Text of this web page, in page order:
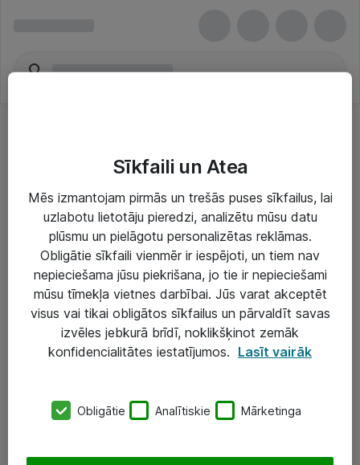
Risinājumi & Pakalpojumi
IT serviss un atbalsts
IT infrastruktūra
Darba vietu IT risinājumi
Serveri un datu centri
SIA „ATEA”
eShop@atea.lv
Sīkfaili un Atea
Mēs izmantojam pirmās un trešās puses sīkfailus, lai
uzlabotu lietotāju pieredzi, analizētu mūsu datu
plūsmu un pielāgotu personalizētas reklāmas.
Obligātie sīkfaili vienmēr ir iespējoti, un tiem nav
nepieciešama jūsu piekrišana, jo tie ir nepieciešami
mūsu tīmekļa vietnes darbībai. Jūs varat akceptēt
visus vai tikai obligātos sīkfailus un pārvaldīt savas
izvēles jebkurā brīdī, noklikšķinot zemāk
konfidencialitātes iestatījumos. Lasīt vairāk
Obligātie Analītiskie Mārketinga